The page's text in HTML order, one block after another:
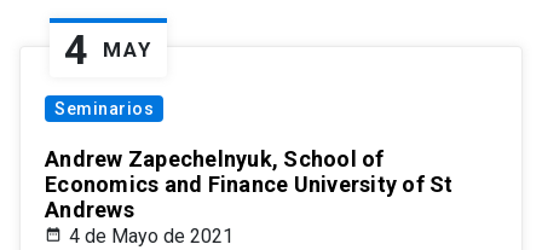
4 MAY
Seminarios
Andrew Zapechelnyuk, School of
Economics and Finance University of St
Andrews
4 de Mayo de 2021